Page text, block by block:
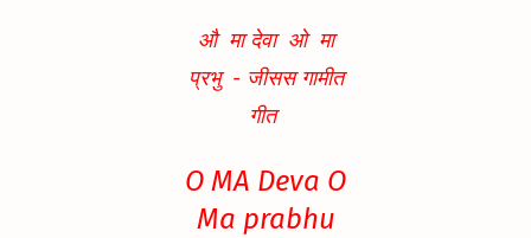
औ मा देवा ओ मा
प्रभु - जीसस गामीत
गीत
O MA Deva O
Ma prabhu